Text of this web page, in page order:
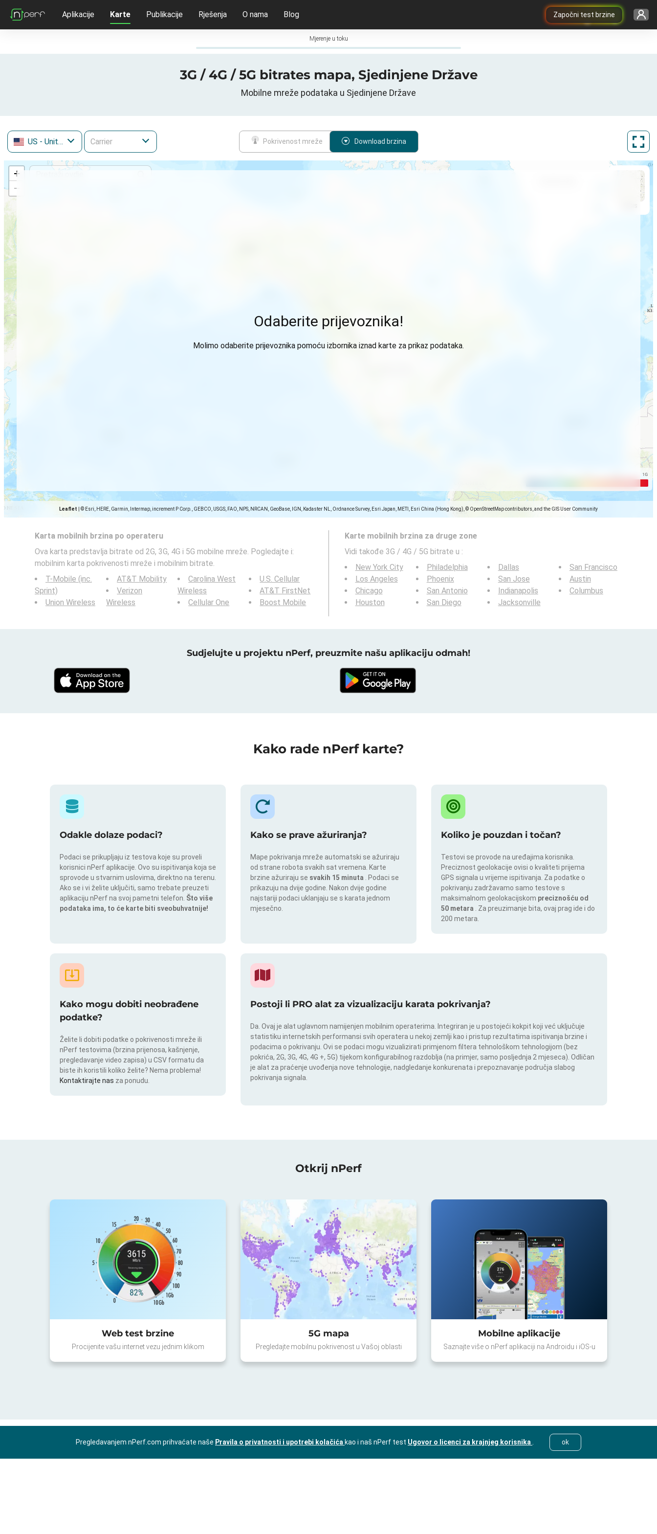
Započni test brzine
Aplikacije Karte Publikacije Rješenja O nama Blog
Mjerenje u toku
3G / 4G / 5G bitrates mapa, Sjedinjene Države
Mobilne mreže podataka u Sjedinjene Države
US - United States Pokrivenost mreže Download brzina
+
−
Leaflet © Esri, HERE, Garmin, Intermap, increment P Corp., GEBCO, USGS, FAO, NPS, NRCAN, GeoBase, IGN, Kadaster NL, Ordnance Survey, Esri Japan, METI, Esri China (Hong Kong), © OpenStreetMap contributors, and the GIS User Community
Odaberite prijevoznika!
Molimo odaberite prijevoznika pomoću izbornika iznad karte za prikaz podataka.
Karta mobilnih brzina po operateru
Ova karta predstavlja bitrate od 2G, 3G, 4G i 5G mobilne mreže. Pogledajte i:
mobilnim karta pokrivenosti mreže i mobilnim bitrate.
T-Mobile (inc.
Sprint)
Union Wireless
AT&T Mobility
Verizon
Wireless
Carolina West
Wireless
Cellular One
U.S. Cellular
AT&T FirstNet
Boost Mobile
Karte mobilnih brzina za druge zone
Vidi takođe 3G / 4G / 5G bitrate u :
New York City
Los Angeles
Chicago
Houston
Philadelphia
Phoenix
San Antonio
San Diego
Dallas
San Jose
Indianapolis
Jacksonville
San Francisco
Austin
Columbus
Sudjelujte u projektu nPerf, preuzmite našu aplikaciju odmah!
Kako rade nPerf karte?
Odakle dolaze podaci?
Podaci se prikupljaju iz testova koje su proveli
korisnici nPerf aplikacije. Ovo su ispitivanja koja se
sprovode u stvarnim uslovima, direktno na terenu.
Ako se i vi želite uključiti, samo trebate preuzeti
aplikaciju nPerf na svoj pametni telefon. Što više
podataka ima, to će karte biti sveobuhvatnije!
Kako se prave ažuriranja?
Mape pokrivanja mreže automatski se ažuriraju
od strane robota svakih sat vremena. Karte
brzine ažuriraju se svakih 15 minuta
. Podaci se
prikazuju na dvije godine. Nakon dvije godine
najstariji podaci uklanjaju se s karata jednom
mjesečno.
Koliko je pouzdan i točan?
Testovi se provode na uređajima korisnika.
Preciznost geolokacije ovisi o kvaliteti prijema
GPS signala u vrijeme ispitivanja. Za podatke o
pokrivanju zadržavamo samo testove s
maksimalnom geolokacijskom preciznošću od
50 metara
. Za preuzimanje bita, ovaj prag ide i do
200 metara.
Kako mogu dobiti neobrađene
podatke?
Želite li dobiti podatke o pokrivenosti mreže ili
nPerf testovima (brzina prijenosa, kašnjenje,
pregledavanje video zapisa) u CSV formatu da
biste ih koristili koliko želite? Nema problema!
Kontaktirajte nas za ponudu.
Postoji li PRO alat za vizualizaciju karata pokrivanja?
Da. Ovaj je alat uglavnom namijenjen mobilnim operaterima. Integriran je u postojeći kokpit koji već uključuje
statistiku internetskih performansi svih operatera u nekoj zemlji kao i pristup rezultatima ispitivanja brzine i
podacima o pokrivanju. Ovi se podaci mogu vizualizirati primjenom filtera tehnološkom tehnologijom (bez
pokrića, 2G, 3G, 4G, 4G +, 5G) tijekom konfigurabilnog razdoblja (na primjer, samo posljednja 2 mjeseca). Odličan
je alat za praćenje uvođenja nove tehnologije, nadgledanje konkurenata i prepoznavanje područja slabog
pokrivanja signala.
Otkrij nPerf
Web test brzine
Procijenite vašu internet vezu jednim klikom
5G mapa
Pregledajte mobilnu pokrivenost u Vašoj oblasti
Mobilne aplikacije
Saznajte više o nPerf aplikaciji na Androidu i iOS-u
Pregledavanjem nPerf.com prihvaćate naše Pravila o privatnosti i upotrebi kolačića kao i naš nPerf test Ugovor o licenci za krajnjeg korisnika ok